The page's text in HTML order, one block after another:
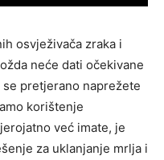
osvježivača zraka i
neće dati očekivane
pretjerano naprežete
korištenje
već imate, je
za uklanjanje mrlja i